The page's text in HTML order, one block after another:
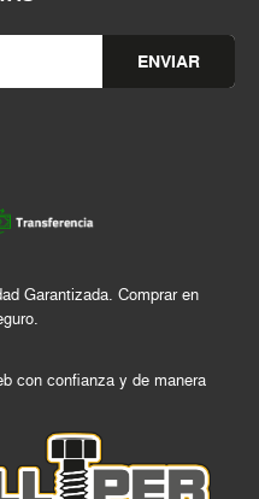
ENVIAR
Garantizada. Comprar en
con confianza y de manera